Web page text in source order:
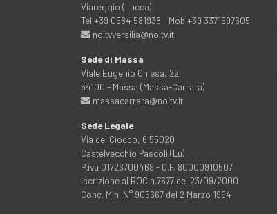
Viareggio (Lucca)
Tel +39 0584 581938 - Mob +39 3371697605
noitvversilia@noitv.it
Sede di Massa
Viale Eugenio Chiesa, 22
54100 - Massa (Massa-Carrara)
massacarrara@noitv.it
Sede Legale
Via del Ciocco, 6 55020
Castelvecchio Pascoli (Lu)
P.iva 01726700469 - C.F. 80000910507
Iscrizione al ROC n.7677 del 23/09/2000
Conc. Min. N° 905667 del 2 Marzo 1994